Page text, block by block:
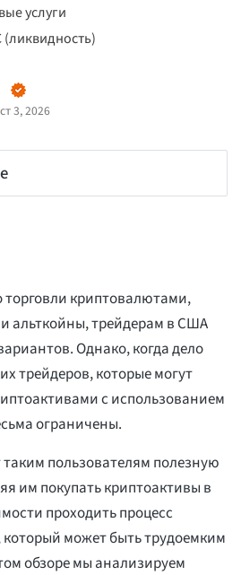
услуги
(ликвидность)
3, 2026
торговли криптовалютами,
альткойны, трейдерам в США
Однако, когда дело
трейдеров, которые могут
с использованием
ограничены.
таким пользователям полезную
им покупать криптоактивы в
проходить процесс
может быть трудоемким
обзоре мы анализируем